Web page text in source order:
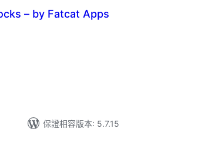
– by Fatcat Apps
保證相容版本: 5.7.15